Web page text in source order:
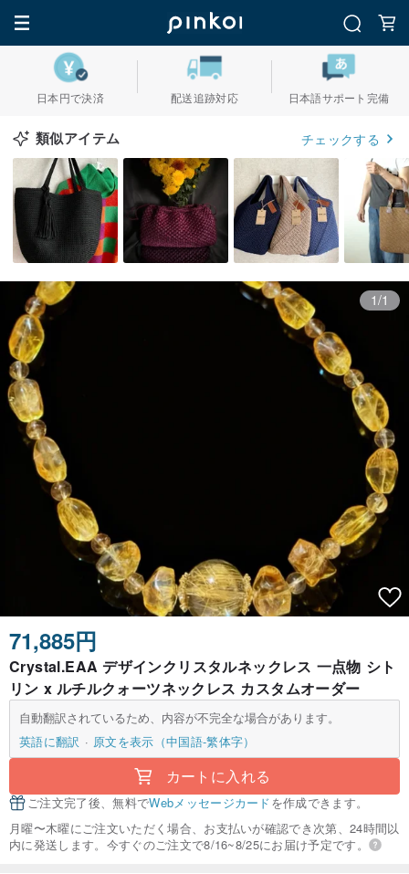
日本円で決済 配送追跡対応 日本語サポート完備
類似アイテム チェックする
1/1
71,885円
Crystal.EAA デザインクリスタルネックレス 一点物 シト
リン x ルチルクォーツネックレス カスタムオーダー
自動翻訳されているため、内容が不完全な場合があります。
英語に翻訳
原文を表示（中国語-繁体字）
カートに入れる
ご注文完了後、無料でWebメッセージカードを作成できます。
月曜〜木曜にご注文いただく場合、お支払いが確認でき次第、24時間以
内に発送します。今すぐのご注文で8/16~8/25にお届け予定です。